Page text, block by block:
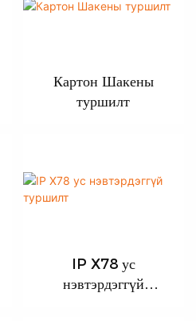
Картон Шакены
туршилт
IP X78 ус
нэвтэрдэггүй